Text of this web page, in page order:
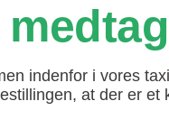
indenfor i vores
at der er